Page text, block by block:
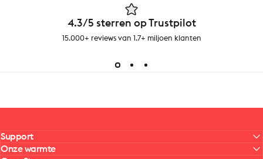
4.3/5 sterren op Trustpilot
15.000+ reviews van 1.7+ miljoen klanten
Support
Onze warmte